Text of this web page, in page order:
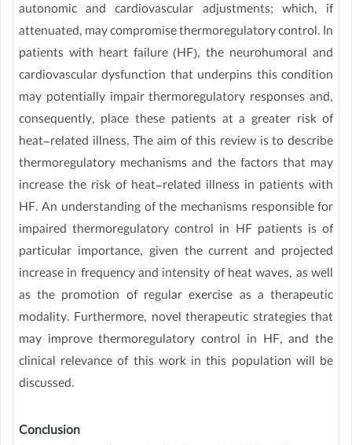
autonomic and cardiovascular adjustments; which, if
attenuated, may compromise thermoregulatory control. In
patients with heart failure (HF), the neurohumoral and
cardiovascular dysfunction that underpins this condition
may potentially impair thermoregulatory responses and,
consequently, place these patients at a greater risk of
heat-related illness. The aim of this review is to describe
thermoregulatory mechanisms and the factors that may
increase the risk of heat-related illness in patients with
HF. An understanding of the mechanisms responsible for
impaired thermoregulatory control in HF patients is of
particular importance, given the current and projected
increase in frequency and intensity of heat waves, as well
as the promotion of regular exercise as a therapeutic
modality. Furthermore, novel therapeutic strategies that
may improve thermoregulatory control in HF, and the
clinical relevance of this work in this population will be
discussed.
Conclusion